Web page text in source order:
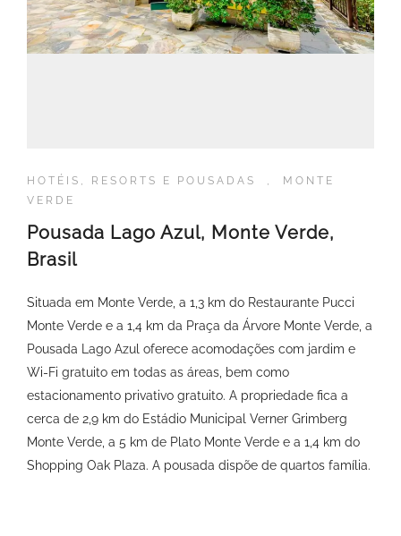
HOTÉIS, RESORTS E POUSADAS ,
MONTE
VERDE
Pousada Lago Azul, Monte Verde,
Brasil
Situada em Monte Verde, a 1,3 km do Restaurante Pucci
Monte Verde e a 1,4 km da Praça da Árvore Monte Verde, a
Pousada Lago Azul oferece acomodações com jardim e
Wi-Fi gratuito em todas as áreas, bem como
estacionamento privativo gratuito. A propriedade fica a
cerca de 2,9 km do Estádio Municipal Verner Grimberg
Monte Verde, a 5 km de Plato Monte Verde e a 1,4 km do
Shopping Oak Plaza. A pousada dispõe de quartos família.